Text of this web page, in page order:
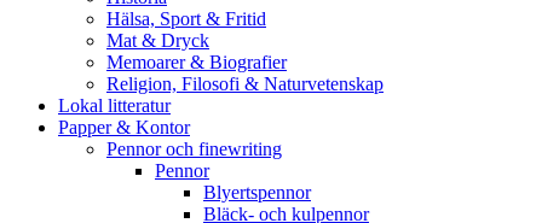
Hälsa, Sport & Fritid
Mat & Dryck
Memoarer & Biografier
Religion, Filosofi & Naturvetenskap
Lokal litteratur
Papper & Kontor
Pennor och finewriting
Pennor
Blyertspennor
Bläck- och kulpennor